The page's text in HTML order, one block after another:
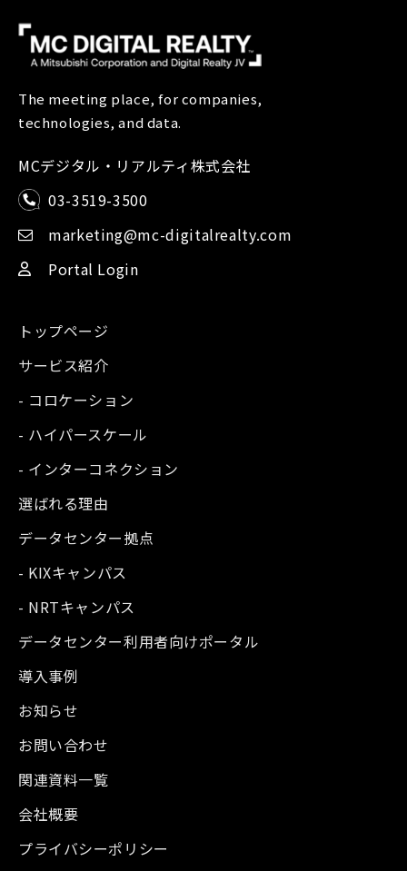
The meeting place, for companies,
technologies, and data.
MCデジタル・リアルティ株式会社
03-3519-3500
marketing@mc-digitalrealty.com
Portal Login
トップページ
サービス紹介
- コロケーション
- ハイパースケール
- インターコネクション
選ばれる理由
データセンター拠点
- KIXキャンパス
- NRTキャンパス
データセンター利用者向けポータル
導入事例
お知らせ
お問い合わせ
関連資料一覧
会社概要
プライバシーポリシー